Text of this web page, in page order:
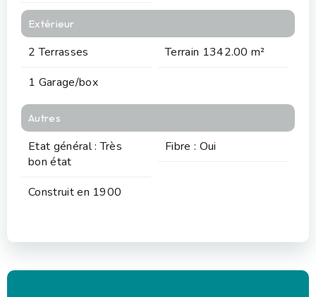
Extérieur
2 Terrasses
Terrain 1342.00 m²
1 Garage/box
Autres
Etat général : Très
bon état
Fibre : Oui
Construit en 1900